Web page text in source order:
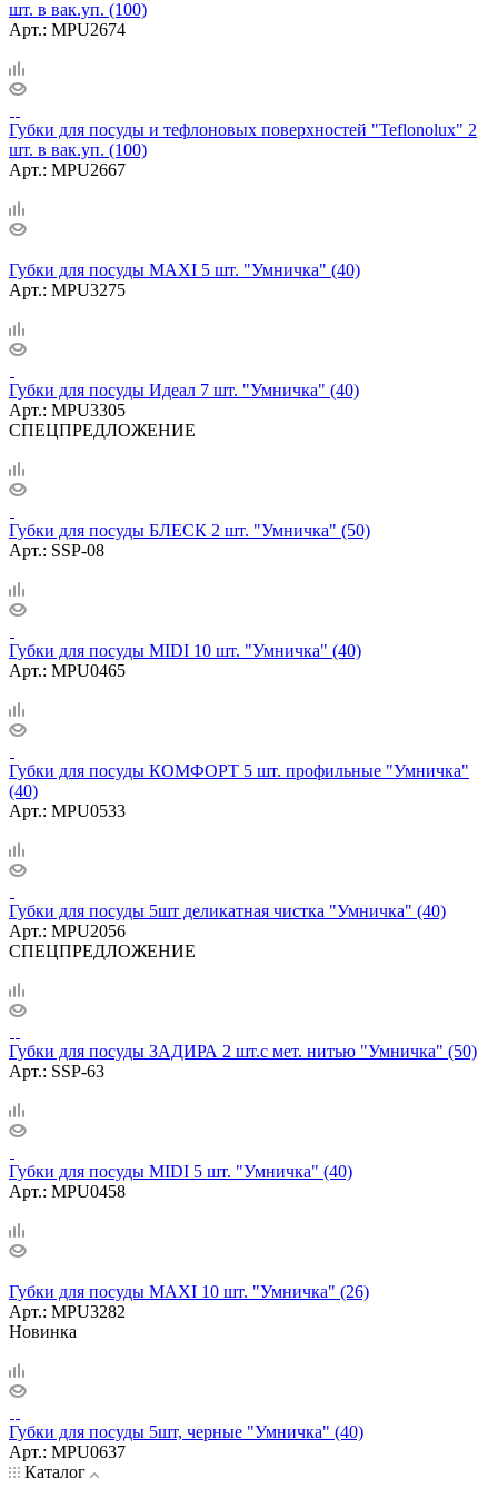
шт. в вак.уп. (100)
Арт.: MPU2674
Губки для посуды и тефлоновых поверхностей "Teflonolux" 2
шт. в вак.уп. (100)
Арт.: MPU2667
Губки для посуды MAXI 5 шт. "Умничка" (40)
Арт.: MPU3275
Губки для посуды Идеал 7 шт. "Умничка" (40)
Арт.: MPU3305
СПЕЦПРЕДЛОЖЕНИЕ
Губки для посуды БЛЕСК 2 шт. "Умничка" (50)
Арт.: SSP-08
Губки для посуды MIDI 10 шт. "Умничка" (40)
Арт.: MPU0465
Губки для посуды КОМФОРТ 5 шт. профильные "Умничка"
(40)
Арт.: MPU0533
Губки для посуды 5шт деликатная чистка "Умничка" (40)
Арт.: MPU2056
СПЕЦПРЕДЛОЖЕНИЕ
Губки для посуды ЗАДИРА 2 шт.с мет. нитью "Умничка" (50)
Арт.: SSP-63
Губки для посуды MIDI 5 шт. "Умничка" (40)
Арт.: MPU0458
Губки для посуды MAXI 10 шт. "Умничка" (26)
Арт.: MPU3282
Новинка
Губки для посуды 5шт, черные "Умничка" (40)
Арт.: MPU0637
Каталог